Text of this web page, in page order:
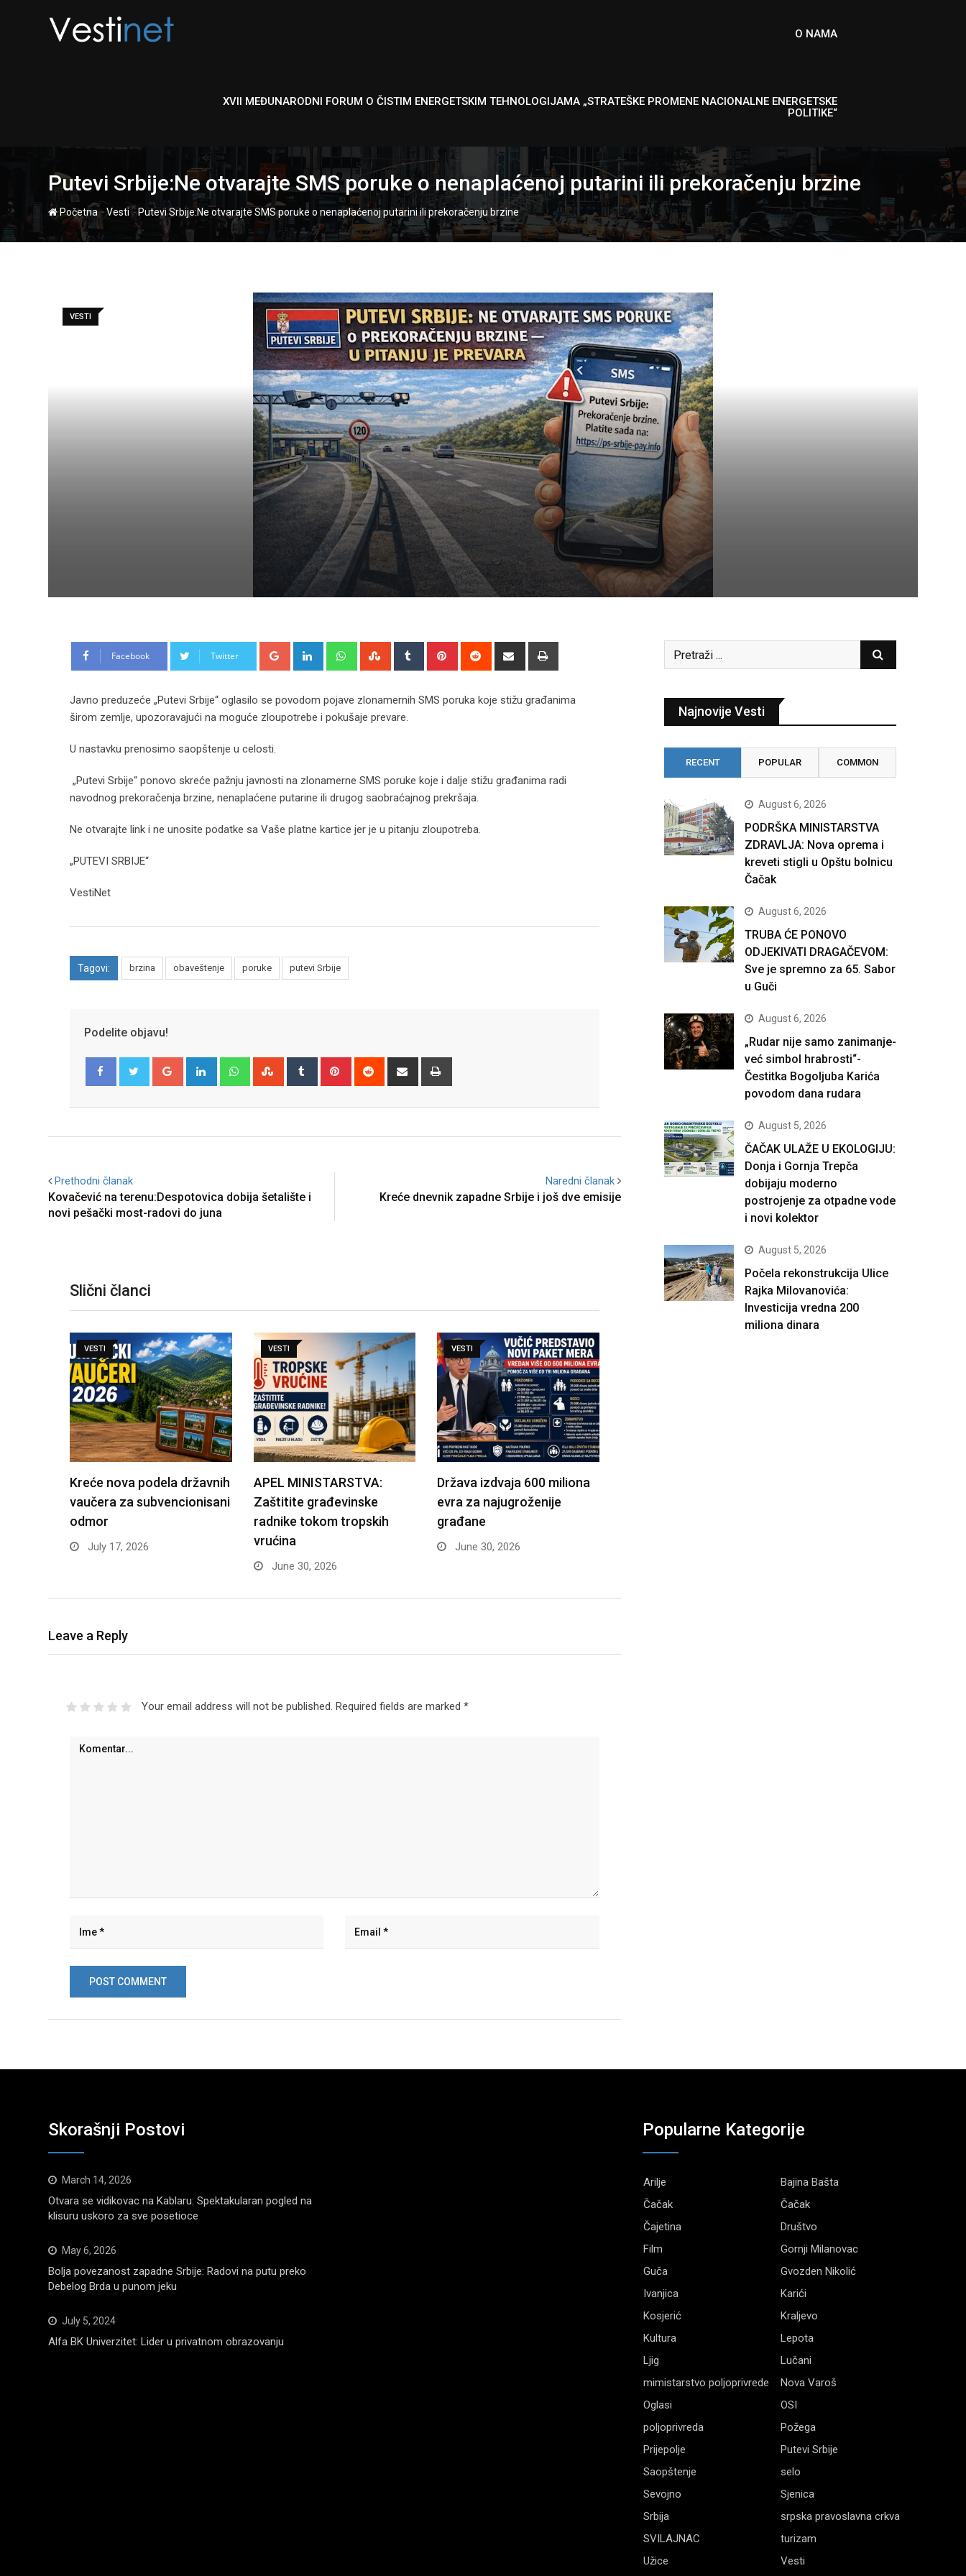
O NAMA
XVII MEĐUNARODNI FORUM O ČISTIM ENERGETSKIM TEHNOLOGIJAMA „STRATEŠKE PROMENE NACIONALNE ENERGETSKE
POLITIKE“
Putevi Srbije:Ne otvarajte SMS poruke o nenaplaćenoj putarini ili prekoračenju brzine
Početna-Vesti-Putevi Srbije:Ne otvarajte SMS poruke o nenaplaćenoj putarini ili prekoračenju brzine
VESTI
Facebook Twitter Google+ LinkedIn WhatsappStumbleUpon
Tumblr Pinterest Reddit
Share
Javno preduzeće „Putevi Srbije“ oglasilo se povodom pojave zlonamernih SMS poruka koje stižu građanima
širom zemlje, upozoravajući na moguće zloupotrebe i pokušaje prevare.
U nastavku prenosimo saopštenje u celosti.
„Putevi Srbije“ ponovo skreće pažnju javnosti na zlonamerne SMS poruke koje i dalje stižu građanima radi
navodnog prekoračenja brzine, nenaplaćene putarine ili drugog saobraćajnog prekršaja.
Ne otvarajte link i ne unosite podatke sa Vaše platne kartice jer je u pitanju zloupotreba.
„PUTEVI SRBIJE“
VestiNet
Tagovi: brzina obaveštenje poruke putevi Srbije
Podelite objavu!
Google+ LinkedIn WhatsappStumbleUpon
Tumblr Pinterest Reddit
Share
Prethodni članak
Kovačević na terenu:Despotovica dobija šetalište i
novi pešački most-radovi do juna
Naredni članak
Kreće dnevnik zapadne Srbije i još dve emisije
Slični članci
VESTI
Kreće nova podela državnih
vaučera za subvencionisani
odmor
July 17, 2026
VESTI
APEL MINISTARSTVA:
Zaštitite građevinske
radnike tokom tropskih
vrućina
June 30, 2026
VESTI
Država izdvaja 600 miliona
evra za najugroženije
građane
June 30, 2026
Leave a Reply
Your email address will not be published. Required fields are marked *
Najnovije Vesti
RECENT POPULAR COMMON
August 6, 2026
PODRŠKA MINISTARSTVA
ZDRAVLJA: Nova oprema i
kreveti stigli u Opštu bolnicu
Čačak
August 6, 2026
TRUBA ĆE PONOVO
ODJEKIVATI DRAGAČEVOM:
Sve je spremno za 65. Sabor
u Guči
August 6, 2026
„Rudar nije samo zanimanje-
već simbol hrabrosti“-
Čestitka Bogoljuba Karića
povodom dana rudara
August 5, 2026
ČAČAK ULAŽE U EKOLOGIJU:
Donja i Gornja Trepča
dobijaju moderno
postrojenje za otpadne vode
i novi kolektor
August 5, 2026
Počela rekonstrukcija Ulice
Rajka Milovanovića:
Investicija vredna 200
miliona dinara
Skorašnji Postovi
March 14, 2026
Otvara se vidikovac na Kablaru: Spektakularan pogled na
klisuru uskoro za sve posetioce
May 6, 2026
Bolja povezanost zapadne Srbije: Radovi na putu preko
Debelog Brda u punom jeku
July 5, 2024
Alfa BK Univerzitet: Lider u privatnom obrazovanju
Popularne Kategorije
Arilje
Bajina Bašta
Čačak
Čačak
Čajetina
Društvo
Film
Gornji Milanovac
Guča
Gvozden Nikolić
Ivanjica
Karići
Kosjerić
Kraljevo
Kultura
Lepota
Ljig
Lučani
mimistarstvo poljoprivrede
Nova Varoš
Oglasi
OSI
poljoprivreda
Požega
Prijepolje
Putevi Srbije
Saopštenje
selo
Sevojno
Sjenica
Srbija
srpska pravoslavna crkva
SVILAJNAC
turizam
Užice
Vesti